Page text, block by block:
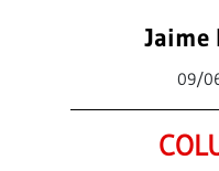
Jaime
09/